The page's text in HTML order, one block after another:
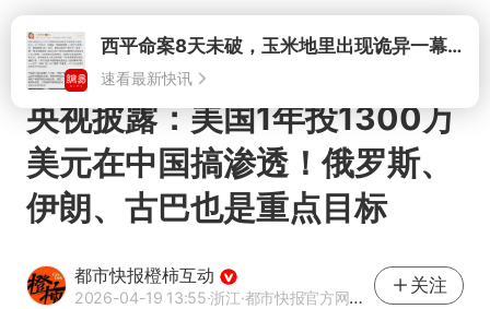
打开
央视披露：美国1年投1300万
美元在中国搞渗透！俄罗斯、
伊朗、古巴也是重点目标
都市快报橙柿互动
2026-04-19 13:55·浙江·都市快报官方网易号
关注